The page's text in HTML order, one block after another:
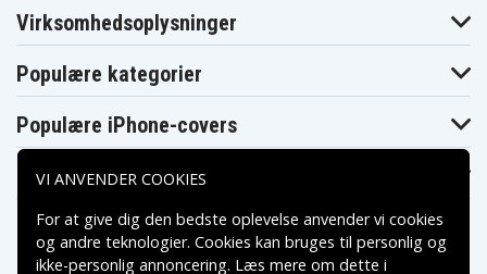
Virksomhedsoplysninger
Populære kategorier
Populære iPhone-covers
Populære Samsung-covers
VI ANVENDER COOKIES
For at give dig den bedste oplevelse anvender vi cookies
og andre teknologier. Cookies kan bruges til personlig og
ikke-personlig annoncering. Læs mere om dette i